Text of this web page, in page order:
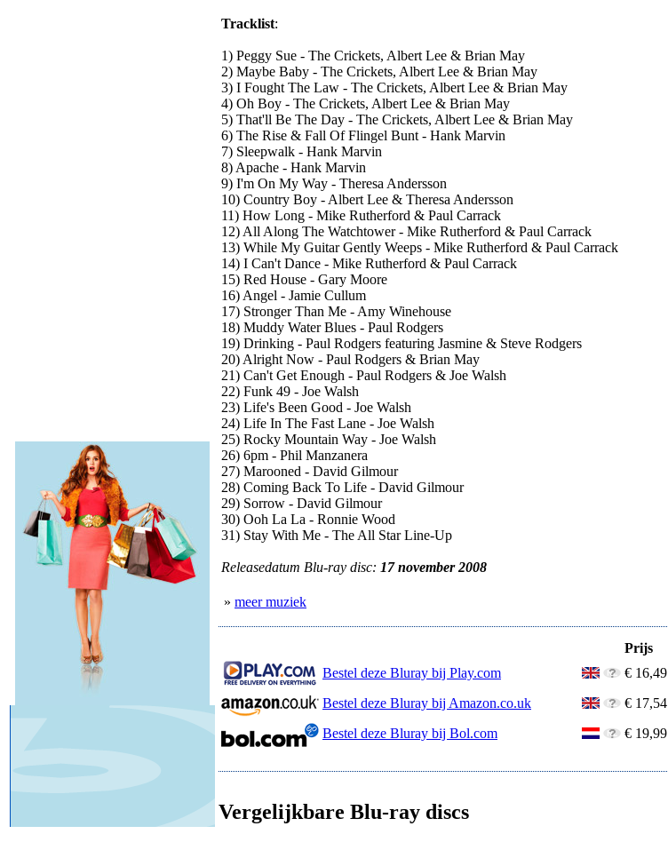
Tracklist:
1) Peggy Sue - The Crickets, Albert Lee & Brian May
2) Maybe Baby - The Crickets, Albert Lee & Brian May
3) I Fought The Law - The Crickets, Albert Lee & Brian May
4) Oh Boy - The Crickets, Albert Lee & Brian May
5) That'll Be The Day - The Crickets, Albert Lee & Brian May
6) The Rise & Fall Of Flingel Bunt - Hank Marvin
7) Sleepwalk - Hank Marvin
8) Apache - Hank Marvin
9) I'm On My Way - Theresa Andersson
10) Country Boy - Albert Lee & Theresa Andersson
11) How Long - Mike Rutherford & Paul Carrack
12) All Along The Watchtower - Mike Rutherford & Paul Carrack
13) While My Guitar Gently Weeps - Mike Rutherford & Paul Carrack
14) I Can't Dance - Mike Rutherford & Paul Carrack
15) Red House - Gary Moore
16) Angel - Jamie Cullum
17) Stronger Than Me - Amy Winehouse
18) Muddy Water Blues - Paul Rodgers
19) Drinking - Paul Rodgers featuring Jasmine & Steve Rodgers
20) Alright Now - Paul Rodgers & Brian May
21) Can't Get Enough - Paul Rodgers & Joe Walsh
22) Funk 49 - Joe Walsh
23) Life's Been Good - Joe Walsh
24) Life In The Fast Lane - Joe Walsh
25) Rocky Mountain Way - Joe Walsh
26) 6pm - Phil Manzanera
27) Marooned - David Gilmour
28) Coming Back To Life - David Gilmour
29) Sorrow - David Gilmour
30) Ooh La La - Ronnie Wood
31) Stay With Me - The All Star Line-Up
Releasedatum Blu-ray disc: 17 november 2008
» meer muziek
Prijs
Bestel deze Bluray bij Play.com
€ 16,49
Bestel deze Bluray bij Amazon.co.uk
€ 17,54
Bestel deze Bluray bij Bol.com
€ 19,99
Vergelijkbare Blu-ray discs